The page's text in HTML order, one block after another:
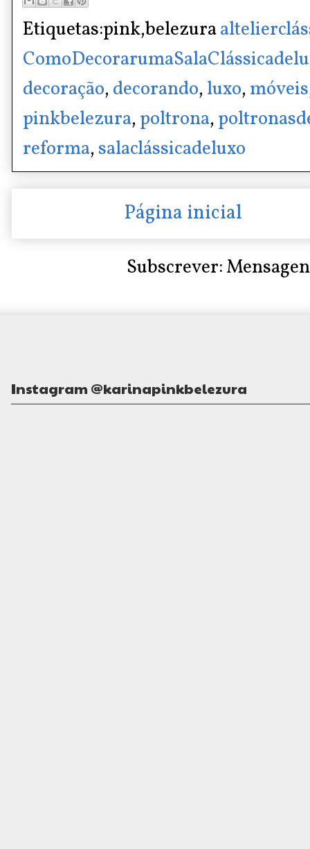
Etiquetas:pink,belezura
decoração, decorando, luxo, móveis
pinkbelezura, poltrona,
reforma, salaclássicadeluxo
Página inicial
Subscrever:
Instagram @karinapinkbelezura